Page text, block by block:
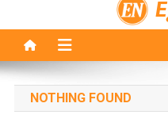
NOTHING FOUND